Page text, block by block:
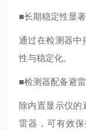
■长期稳定性显
通过在检测器中
性与稳定化。
■检测器配备避雷
除内置显示仪的
雷器，可有效